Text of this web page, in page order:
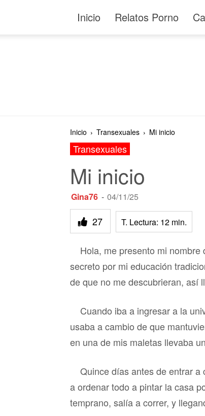
Inicio Relatos Porno
Inicio Transexuales Mi inicio
Transexuales
Mi inicio
Gina76 - 04/11/25
27 T. Lectura: 12 min.
Hola, me presento mi
secreto por mi educación
de que no me descubrieran, así
Cuando iba a ingresar a la
usaba a cambio de que
en una de mis maletas llevaba
Quince días antes de entrar
a ordenar todo a pintar la casa
temprano, salía a correr, y